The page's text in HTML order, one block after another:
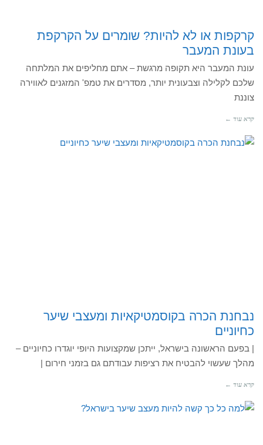
קרקפות או לא להיות? שומרים על הקרקפת
בעונת המעבר
עונת המעבר היא תקופה מרגשת – אתם מחליפים את המלתחה
שלכם לקלילה וצבעונית יותר, מסדרים את טמפ' המזגנים לאווירה
צוננת
קרא עוד ←
נבחנת הכרה בקוסמטיקאיות ומעצבי שיער
כחיוניים
| בפעם הראשונה בישראל, ייתכן שמקצועות היופי יוגדרו כחיוניים –
מהלך שעשוי להבטיח את רציפות עבודתם גם בזמני חירום |
קרא עוד ←